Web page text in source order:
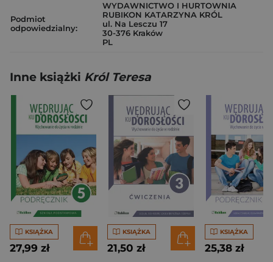
Podmiot
odpowiedzialny:
WYDAWNICTWO I HURTOWNIA
RUBIKON KATARZYNA KRÓL
ul. Na Lesczu 17
30-376 Kraków
PL
Inne książki Król Teresa
KSIĄŻKA
27,99 zł
KSIĄŻKA
21,50 zł
KSIĄŻKA
25,38 zł